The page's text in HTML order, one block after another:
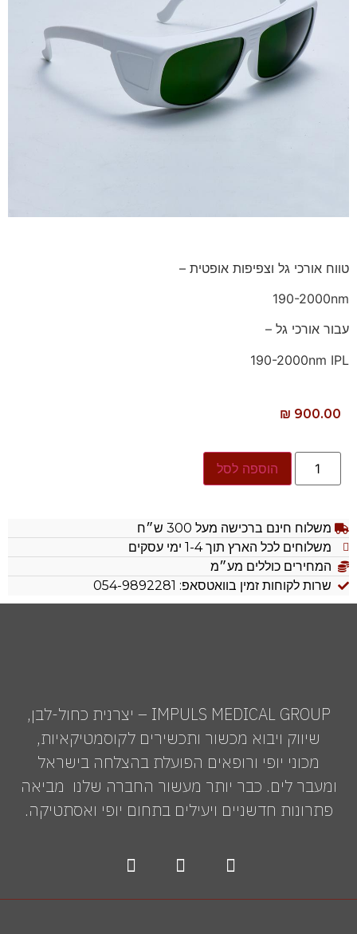
טווח אורכי גל וצפיפות אופטית –
190-2000nm
עבור אורכי גל –
190-2000nm IPL
₪ 900.00
הוספה לסל
משלוח חינם ברכישה מעל 300 ש״ח
משלוחים לכל הארץ תוך 1-4 ימי עסקים
המחירים כוללים מע״מ
שרות לקוחות זמין בוואטסאפ: 054-9892281
IMPULS MEDICAL GROUP – יצרנית כחול-לבן,
שיווק ויבוא מכשור ותכשירים לקוסמטיקאיות,
מכוני יופי ורופאים הפועלת בהצלחה בישראל
ומעבר לים. כבר יותר מעשור החברה שלנו מביאה
פתרונות חדשניים ויעילים בתחום יופי ואסתטיקה.